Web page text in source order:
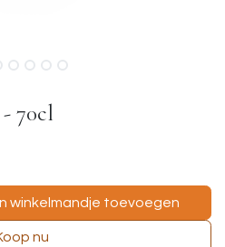
70cl
winkelmandje toevoegen
nu